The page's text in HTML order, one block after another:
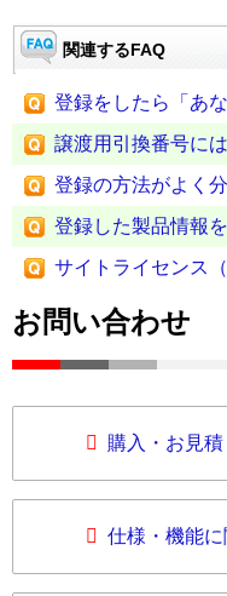
関連するFAQ
登録をしたら「あ
譲渡用引換番号に
登録の方法がよく
登録した製品情報
サイトライセンス
お問い合わせ
購入・お見
仕様・機能